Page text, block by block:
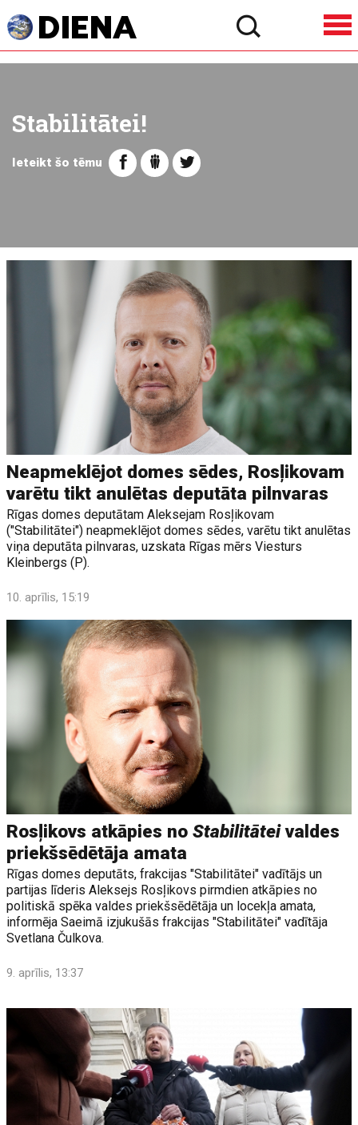
Stabilitātei!
Ieteikt šo tēmu
Neapmeklējot domes sēdes, Rosļikovam
varētu tikt anulētas deputāta pilnvaras
Rīgas domes deputātam Aleksejam Rosļikovam
("Stabilitātei") neapmeklējot domes sēdes, varētu tikt anulētas
viņa deputāta pilnvaras, uzskata Rīgas mērs Viesturs
Kleinbergs (P).
10. aprīlis, 15:19
Rosļikovs atkāpies noStabilitāteivaldes
priekšsēdētāja amata
Rīgas domes deputāts, frakcijas "Stabilitātei" vadītājs un
partijas līderis Aleksejs Rosļikovs pirmdien atkāpies no
politiskā spēka valdes priekšsēdētāja un locekļa amata,
informēja Saeimā izjukušās frakcijas "Stabilitātei" vadītāja
Svetlana Čulkova.
9. aprīlis, 13:37